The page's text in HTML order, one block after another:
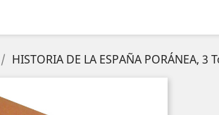
HISTORIA DE LA ESPAÑA PORÁNEA, 3